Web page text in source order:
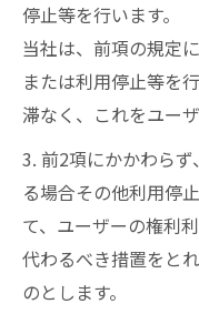
停止等を行います。
当社は、前項の規定
または利用停止等を
滞なく、これをユー
3. 前2項にかかわら
る場合その他利用停
て、ユーザーの権利
代わるべき措置をと
のとします。